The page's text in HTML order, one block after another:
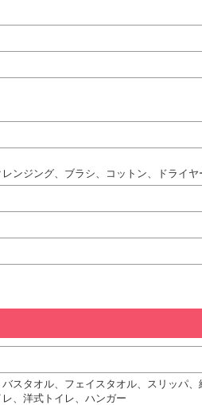
ンジング、ブラシ、コットン、ドライヤ
スタオル、フェイスタオル、スリッパ、
、洋式トイレ、ハンガー